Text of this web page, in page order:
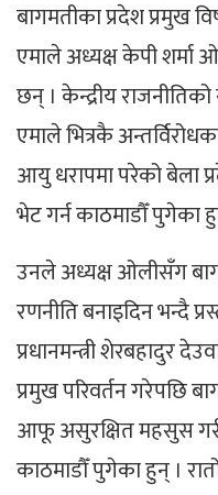
बागमतीका प्रदेश प्रमुख
एमाले अध्यक्ष केपी शर्मा
छन् । केन्द्रीय
एमाले भित्रकै
आयु धरापमा परेको बेला
भेट गर्न काठमाडौँ पुगेका
उनले अध्यक्ष ओलीसँग
रणनीति बनाइदिन भन्दै
प्रधानमन्त्री शेरबहादुर
प्रमुख परिवर्तन गरेपछि
आफू असुरक्षित महसुस
काठमाडौँ पुगेका हुन् ।